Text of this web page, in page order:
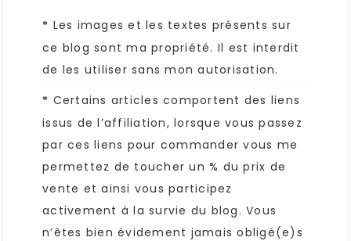
* Les images et les textes présents sur
ce blog sont ma propriété. Il est interdit
de les utiliser sans mon autorisation.
* Certains articles comportent des liens
issus de l’affiliation, lorsque vous passez
par ces liens pour commander vous me
permettez de toucher un % du prix de
vente et ainsi vous participez
activement à la survie du blog. Vous
n’êtes bien évidement jamais obligé(e)s